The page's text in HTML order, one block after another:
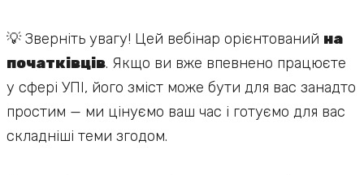
💡 Зверніть увагу! Цей вебінар орієнтований на
початківців. Якщо ви вже впевнено працюєте
у сфері УПІ, його зміст може бути для вас занадто
простим — ми цінуємо ваш час і готуємо для вас
складніші теми згодом.